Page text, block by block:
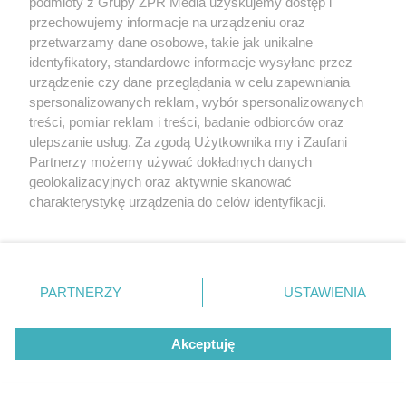
przechowujemy informacje na urządzeniu oraz
przetwarzamy dane osobowe, takie jak unikalne
identyfikatory, standardowe informacje wysyłane przez
urządzenie czy dane przeglądania w celu zapewniania
spersonalizowanych reklam, wybór spersonalizowanych
treści, pomiar reklam i treści, badanie odbiorców oraz
ulepszanie usług. Za zgodą Użytkownika my i Zaufani
Partnerzy możemy używać dokładnych danych
geolokalizacyjnych oraz aktywnie skanować
charakterystykę urządzenia do celów identyfikacji.
zmienić/wycofać klikając przycisk ustawień prywatności
znajdujący się w lewym dolnym rogu strony
rodzaje przetwarzania danych nie wymagają zgody
użytkownika, ale masz prawo sprzeciwić się takiemu
przetwarzaniu. Preferencje będą miały zastosowanie tylko
PARTNERZY USTAWIENIA
Akceptuję